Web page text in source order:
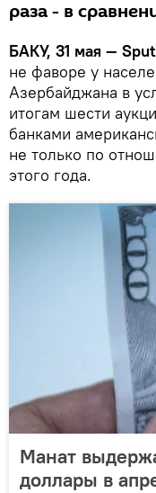
раза - в
БАКУ, 31 мая —
не фаворе у
Азербайджана в
итогам шести
банками
не только по
этого года.
Манат
доллары в